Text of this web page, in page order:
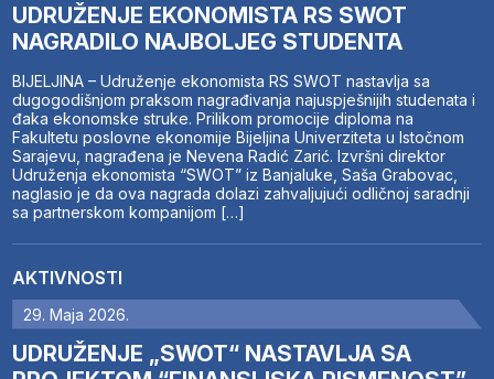
UDRUŽENJE EKONOMISTA RS SWOT
NAGRADILO NAJBOLJEG STUDENTA
BIJELJINA – Udruženje ekonomista RS SWOT nastavlja sa
dugogodišnjom praksom nagrađivanja najuspješnijih studenata i
đaka ekonomske struke. Prilikom promocije diploma na
Fakultetu poslovne ekonomije Bijeljina Univerziteta u Istočnom
Sarajevu, nagrađena je Nevena Radić Zarić. Izvršni direktor
Udruženja ekonomista “SWOT” iz Banjaluke, Saša Grabovac,
naglasio je da ova nagrada dolazi zahvaljujući odličnoj saradnji
sa partnerskom kompanijom […]
AKTIVNOSTI
29. Maja 2026.
UDRUŽENJE „SWOT“ NASTAVLJA SA